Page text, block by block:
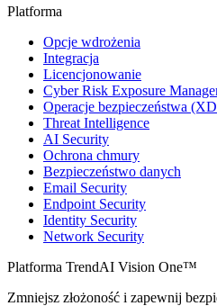
Platforma
Opcje wdrożenia
Integracja
Licencjonowanie
Cyber Risk Exposure
Operacje bezpieczeństwa
Threat Intelligence
AI Security
Ochrona chmury
Bezpieczeństwo danych
Email Security
Endpoint Security
Identity Security
Network Security
Platforma TrendAI Vision One™
Zmniejsz złożoność i zapewnij